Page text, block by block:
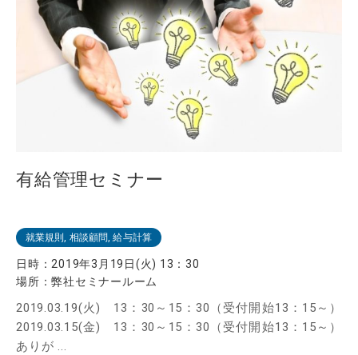
有給管理セミナー
就業規則, 相談顧問, 給与計算
日時： 2019年3月19日(火) 13：30
場所：弊社セミナールーム
2019.03.19(火) 13：30～15：30（受付開始13：15～）
2019.03.15(金) 13：30～15：30（受付開始13：15～）
ありが ...